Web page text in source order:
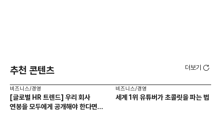
추천 콘텐츠 더보기
비즈니스/경영
[글로벌 HR 트렌드] 우리 회사
연봉을 모두에게 공개해야 한다면? |
비즈니스/경영
세계 1위 유튜버가 초콜릿을 파는 법